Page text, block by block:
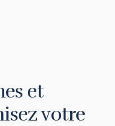
et
votre